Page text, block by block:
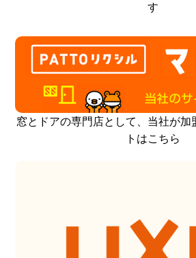
す
窓とドアの専門店として、当社が加
トはこちら